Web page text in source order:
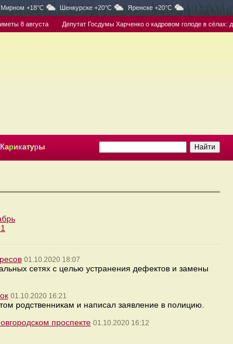
Мирном +18°C Шенкурске +20°C Яренске +20°C
августа Депутат Госдумы Харченко о кадровом голоде в сёлах: дело
Карикатуры
01.10.2020 18:07
сетях с целью устранения дефектов и замены
01.10.2020 16:21
родственникам и написал заявление в полицию.
проспекте 01.10.2020 16:12